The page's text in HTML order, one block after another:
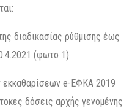
διαδικασίας ρύθμισης έως
(φωτο 1).
e-ΕΦΚΑ 2019
δόσεις αρχής γενομένης